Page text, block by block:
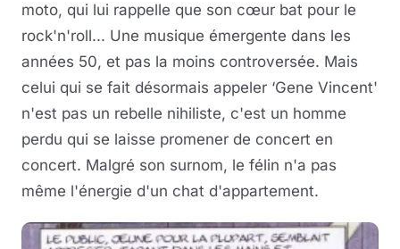
moto, qui lui rappelle que son cœur bat pour le
rock'n'roll... Une musique émergente dans les
années 50, et pas la moins controversée. Mais
celui qui se fait désormais appeler ‘Gene Vincent'
n'est pas un rebelle nihiliste, c'est un homme
perdu qui se laisse promener de concert en
concert. Malgré son surnom, le félin n'a pas
même l'énergie d'un chat d'appartement.